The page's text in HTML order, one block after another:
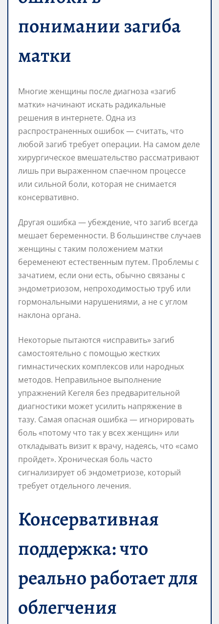
понимании загиба
матки
Многие женщины после диагноза «загиб
матки» начинают искать радикальные
решения в интернете. Одна из
распространенных ошибок — считать, что
любой загиб требует операции. На самом деле
хирургическое вмешательство рассматривают
лишь при выраженном спаечном процессе
или сильной боли, которая не снимается
консервативно.
Другая ошибка — убеждение, что загиб всегда
мешает беременности. В большинстве случаев
женщины с таким положением матки
беременеют естественным путем. Проблемы с
зачатием, если они есть, обычно связаны с
эндометриозом, непроходимостью труб или
гормональными нарушениями, а не с углом
наклона органа.
Некоторые пытаются «исправить» загиб
самостоятельно с помощью жестких
гимнастических комплексов или народных
методов. Неправильное выполнение
упражнений Кегеля без предварительной
диагностики может усилить напряжение в
тазу. Самая опасная ошибка — игнорировать
боль «потому что так у всех женщин» или
откладывать визит к врачу, надеясь, что «само
пройдет». Хроническая боль часто
сигнализирует об эндометриозе, который
требует отдельного лечения.
Консервативная
поддержка: что
реально работает для
облегчения